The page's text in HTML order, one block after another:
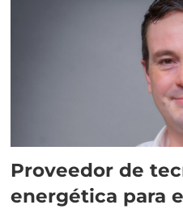
Proveedor de
energética para